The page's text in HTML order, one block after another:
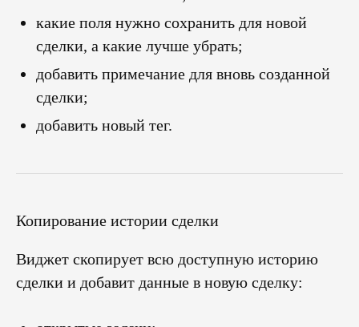
какие поля нужно сохранить для новой
сделки, а какие лучше убрать;
добавить примечание для вновь созданной
сделки;
добавить новый тег.
Копирование истории сделки
Виджет скопирует всю доступную историю
сделки и добавит данные в новую сделку: